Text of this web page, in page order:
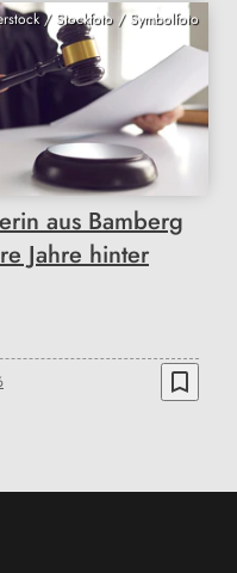
/ Stockfoto / Symbolfoto
aus Bamberg
Jahre hinter
bookmark_border